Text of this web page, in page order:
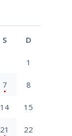
S D
1
7 8
14 15
21 22